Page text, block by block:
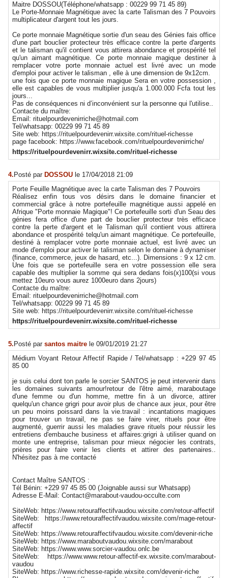
Maitre DOSSOU(Téléphone/whatsapp : 00229 99 71 45 89)
Le Porte-Monnaie Magnétique avec la carte Talisman des 7 Pouvoirs
multiplicateur d'argent tout les jours.
Ce porte monnaie Magnétique sortie d'un seau des Génies fais office
d'une part bouclier protecteur très efficace contre la perte d'argents
et le talisman qu'il contient vous attirera abondance et prospérité tel
qu'un aimant magnétique. Ce porte monnaie magique destiner à
remplacer votre porte monnaie actuel est livré avec un mode
d'emploi pour activer le talisman , elle à une dimension de 9x12cm.
une fois que ce porte monnaie magique Sera en votre possession ,
elle est capables de vous multiplier jusqu'a 1.000.000 Fcfa tout les
jours...
Pas de conséquences ni d’inconvénient sur la personne qui l'utilise..
Contacte du maître:
Email: rituelpourdevenirriche@hotmail.com
Tel/whatsapp: 00229 99 71 45 89
Site web: https://rituelpourdevenirr.wixsite.com/rituel-richesse
page facebook: https://www.facebook.com/rituelpourdevenirriche/
https://rituelpourdevenirr.wixsite.com/rituel-richesse
4. Posté par DOSSOU le 17/04/2018 21:09
Porte Feuille Magnétique avec la carte Talisman des 7 Pouvoirs
Réalisez enfin tous vos désirs dans le domaine financier et
commercial grâce à notre portefeuille magnétique aussi appelé en
Afrique "Porte monnaie Magique"! Ce portefeuille sorti d'un Seau des
génies fera office d'une part de bouclier protecteur très efficace
contre la perte d'argent et le Talisman qu'il contient vous attirera
abondance et prospérité telqu'un aimant magnétique. Ce portefeuille,
destiné à remplacer votre porte monnaie actuel, est livré avec un
mode d'emploi pour activer le talisman selon le domaine à dynamiser
(finance, commerce, jeux de hasard, etc...). Dimensions : 9 x 12 cm.
Une fois que se portefeuille sera en votre possession elle sera
capable des multiplier la somme qui sera dedans fois(x)100(si vous
mettez 10euro vous aurez 1000euro dans 2jours)
Contacte du maître:
Email: rituelpourdevenirriche@hotmail.com
Tel/whatsapp: 00229 99 71 45 89
Site web: https://rituelpourdevenirr.wixsite.com/rituel-richesse
https://rituelpourdevenirr.wixsite.com/rituel-richesse
5.Posté par santos maitre le 09/01/2019 21:27
Médium Voyant Retour Affectif Rapide / Tel/whatsapp : +229 97 45
85 00
je suis celui dont ton parle le sorcier SANTOS je peut intervenir dans
les domaines suivants amour!retour de l'être aimé, maraboutage
d'une femme ou d'un homme, mettre fin à un divorce, attirer
quelqu'un chance grigri pour avoir plus de chance aux jeux, pour être
un peu moins poissard dans la vie.travail : incantations magiques
pour trouver un travail, ne pas se faire virer, rituels pour être
augmenté, guerrir aussi les maladies grave rituels pour réussir les
entretiens d'embauche business et affaires:grigri à utiliser quand on
monte une entreprise, talisman pour mieux négocier les contrats,
prières pour faire venir les clients et attirer des partenaires..
N'hésitez pas à me contacté
Contact Maître SANTOS :
Tél Bénin: +229 97 45 85 00 (Joignable aussi sur Whatsapp)
Adresse E-Mail: Contact@marabout-vaudou-occulte.com
SiteWeb: https://www.retouraffectifvaudou.wixsite.com/retour-affectif
SiteWeb: https://www.retouraffectifvaudou.wixsite.com/mage-retour-
affectif
SiteWeb: https://www.retouraffectifvaudou.wixsite.com/devenir-riche
SiteWeb: https://www.maraboutvaudou.wixsite.com/marabout
SiteWeb: https://www.www.sorcier-vaudou.onlc.be
SiteWeb: https://www.www.retour-affectif-ex.wixsite.com/marabout-
vaudou
SiteWeb: https://www.richesse-rapide.wixsite.com/devenir-riche